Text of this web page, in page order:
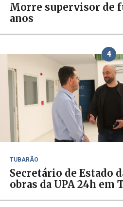
Morre supervisor de
anos
4
TUBARÃO
Secretário de Estado
obras da UPA 24h em